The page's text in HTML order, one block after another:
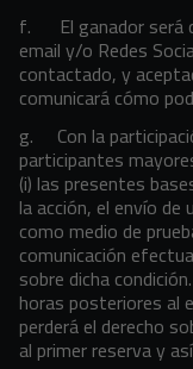
f. El ganador será
email y/o Redes
contactado, y
comunicará cómo
g. Con la
participantes
(i) las presentes
la acción, el envío de
como medio de
comunicación
sobre dicha
horas posteriores al
perderá el derecho
al primer reserva y